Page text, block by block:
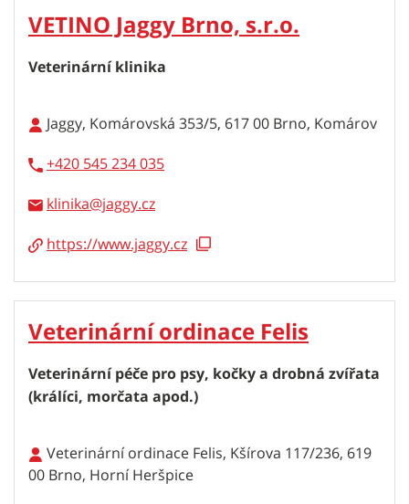
VETINO Jaggy Brno, s.r.o.
Veterinární klinika
Jaggy, Komárovská 353/5, 617 00 Brno, Komárov
+420 545 234 035
klinika
https://www.jaggy.cz
Veterinární ordinace Felis
Veterinární péče pro psy, kočky a drobná zvířata
(králíci, morčata apod.)
Veterinární ordinace Felis, Kšírova 117/236, 619
00 Brno, Horní Heršpice